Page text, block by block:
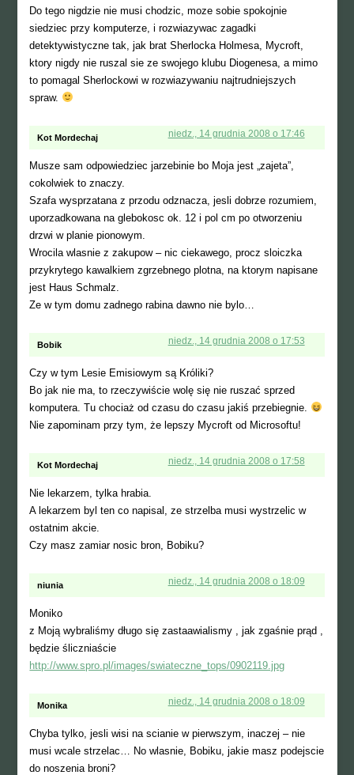
Do tego nigdzie nie musi chodzic, moze sobie spokojnie
siedziec przy komputerze, i rozwiazywac zagadki
detektywistyczne tak, jak brat Sherlocka Holmesa, Mycroft,
ktory nigdy nie ruszal sie ze swojego klubu Diogenesa, a mimo
to pomagal Sherlockowi w rozwiazywaniu najtrudniejszych
spraw.
Kot Mordechaj niedz., 14 grudnia 2008 o 17:46
Musze sam odpowiedziec jarzebinie bo Moja jest „zajeta”,
cokolwiek to znaczy.
Szafa wysprzatana z przodu odznacza, jesli dobrze rozumiem,
uporzadkowana na glebokosc ok. 12 i pol cm po otworzeniu
drzwi w planie pionowym.
Wrocila wlasnie z zakupow – nic ciekawego, procz sloiczka
przykrytego kawalkiem zgrzebnego plotna, na ktorym napisane
jest Haus Schmalz.
Ze w tym domu zadnego rabina dawno nie bylo…
Bobik niedz., 14 grudnia 2008 o 17:53
Czy w tym Lesie Emisiowym są Króliki?
Bo jak nie ma, to rzeczywiście wolę się nie ruszać sprzed
komputera. Tu chociaż od czasu do czasu jakiś przebiegnie.
Nie zapominam przy tym, że lepszy Mycroft od Microsoftu!
Kot Mordechaj niedz., 14 grudnia 2008 o 17:58
Nie lekarzem, tylka hrabia.
A lekarzem byl ten co napisal, ze strzelba musi wystrzelic w
ostatnim akcie.
Czy masz zamiar nosic bron, Bobiku?
niunia niedz., 14 grudnia 2008 o 18:09
Moniko
z Moją wybraliśmy długo się zastaawialismy , jak zgaśnie prąd ,
będzie śliczniaście
http://www.spro.pl/images/swiateczne_tops/0902119.jpg
Monika niedz., 14 grudnia 2008 o 18:09
Chyba tylko, jesli wisi na scianie w pierwszym, inaczej – nie
musi wcale strzelac… No wlasnie, Bobiku, jakie masz podejscie
do noszenia broni?